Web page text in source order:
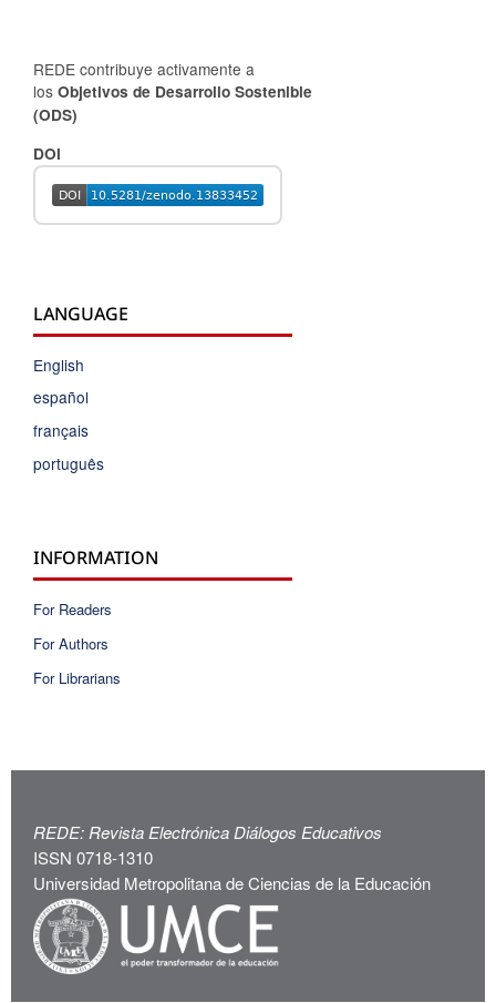
REDE contribuye activamente a
los Objetivos de Desarrollo Sostenible
(ODS)
DOI
LANGUAGE
English
español
français
português
INFORMATION
For Readers
For Authors
For Librarians
REDE: Revista Electrónica Diálogos Educativos
ISSN 0718-1310
Universidad Metropolitana de Ciencias de la Educación